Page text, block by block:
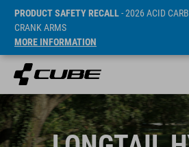
PRODUCT SAFETY RECALL- 2026 ACID
CRANK ARMS
MORE INFORMATION